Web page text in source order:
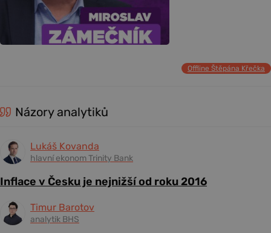
Offline Štěpána Křečka
Názory analytiků
Lukáš Kovanda
hlavní ekonom Trinity Bank
Inflace v Česku je nejnižší od roku 2016
Timur Barotov
analytik BHS